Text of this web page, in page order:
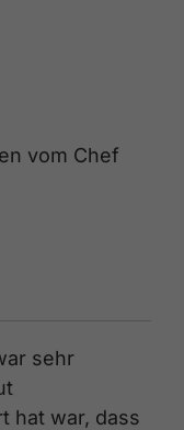
vom Chef
sehr
hat war, dass